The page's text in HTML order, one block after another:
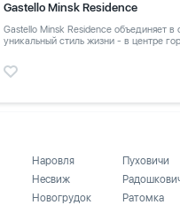
Gastello Minsk Residence
Gastello Minsk Residence объединяет в
уникальный стиль жизни - в центре
Наровля
Несвиж
Новогрудок
Пуховичи
Ратомка